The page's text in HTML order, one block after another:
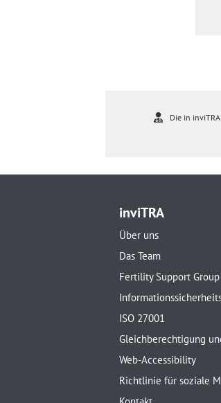
Die in
inviTRA
Über uns
Das Team
Fertility Support Group
ISO 27001
Gleichberechtigung
Web-Accessibility
Richtlinie für soziale